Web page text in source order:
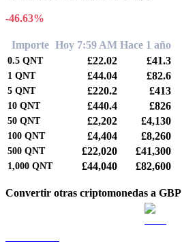
-46.63%
Importe Hoy 7:59 AM Hace 1 año
0.5 QNT £22.02 £41.3
1 QNT £44.04 £82.6
5 QNT £220.2 £413
10 QNT £440.4 £826
50 QNT £2,202 £4,130
100 QNT £4,404 £8,260
500 QNT £22,020 £41,300
1,000 QNT £44,040 £82,600
Convertir otras criptomonedas a GBP